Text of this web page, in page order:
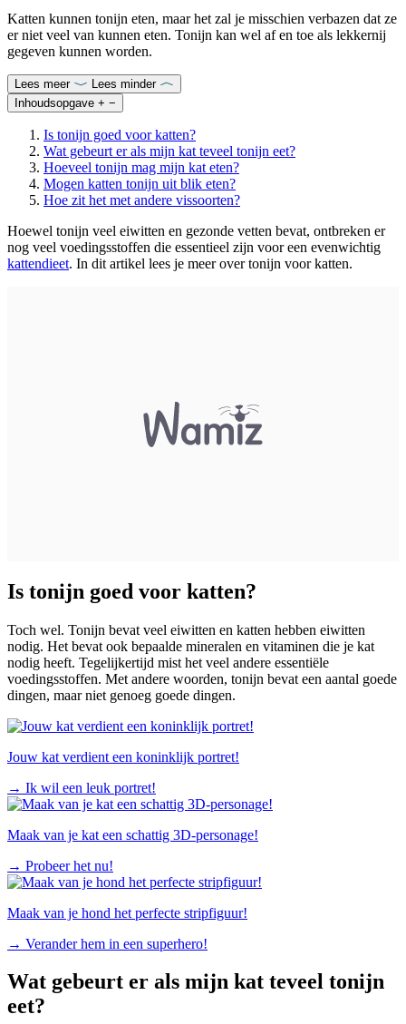
Katten kunnen tonijn eten, maar het zal je misschien verbazen dat ze
er niet veel van kunnen eten. Tonijn kan wel af en toe als lekkernij
gegeven kunnen worden.
Lees meer
Lees minder
Inhoudsopgave + −
Is tonijn goed voor katten?
Wat gebeurt er als mijn kat teveel tonijn eet?
Hoeveel tonijn mag mijn kat eten?
Mogen katten tonijn uit blik eten?
Hoe zit het met andere vissoorten?
Hoewel tonijn veel eiwitten en gezonde vetten bevat, ontbreken er
nog veel voedingsstoffen die essentieel zijn voor een evenwichtig
kattendieet. In dit artikel lees je meer over tonijn voor katten.
Is tonijn goed voor katten?
Toch wel. Tonijn bevat veel eiwitten en katten hebben eiwitten
nodig. Het bevat ook bepaalde mineralen en vitaminen die je kat
nodig heeft. Tegelijkertijd mist het veel andere essentiële
voedingsstoffen. Met andere woorden, tonijn bevat een aantal goede
dingen, maar niet genoeg goede dingen.
Jouw kat verdient een koninklijk portret!
→ Ik wil een leuk portret!
Maak van je kat een schattig 3D-personage!
→ Probeer het nu!
Maak van je hond het perfecte stripfiguur!
→ Verander hem in een superhero!
Wat gebeurt er als mijn kat teveel tonijn
eet?